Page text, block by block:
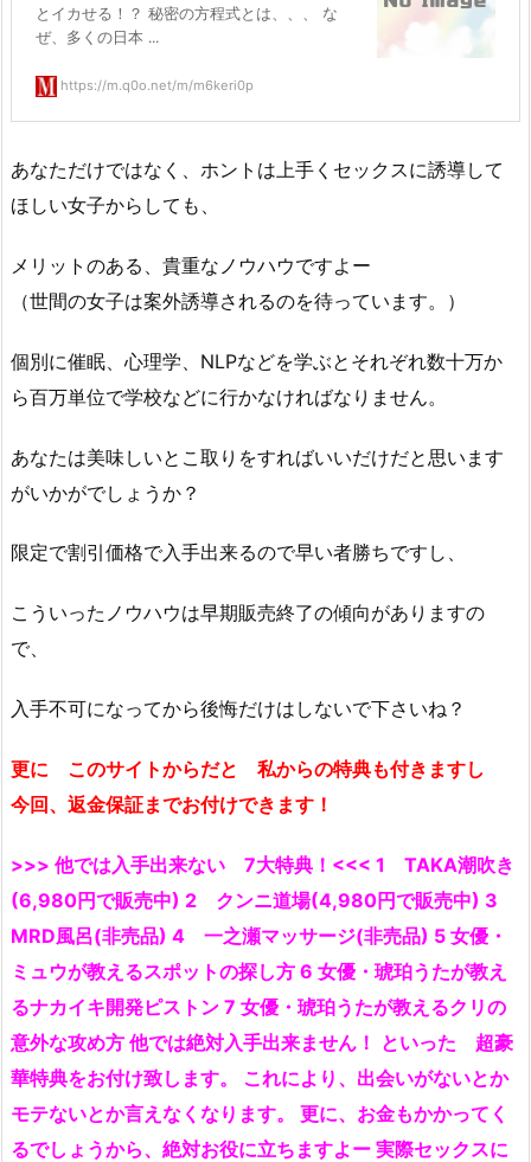
とイカせる！？ 秘密の方程式とは、、、 な
ぜ、多くの日本 ...
https://m.q0o.net/m/m6keri0p
あなただけではなく、ホントは上手くセックスに誘導して
ほしい女子からしても、
メリットのある、貴重なノウハウですよー
（世間の女子は案外誘導されるのを待っています。）
個別に催眠、心理学、NLPなどを学ぶとそれぞれ数十万か
ら百万単位で学校などに行かなければなりません。
あなたは美味しいとこ取りをすればいいだけだと思います
がいかがでしょうか？
限定で割引価格で入手出来るので早い者勝ちですし、
こういったノウハウは早期販売終了の傾向がありますの
で、
入手不可になってから後悔だけはしないで下さいね？
更に このサイトからだと 私からの特典も付きますし
今回、返金保証までお付けできます！
>>> 他では入手出来ない 7大特典！<<< 1 TAKA潮吹き
(6,980円で販売中) 2 クンニ道場(4,980円で販売中) 3
MRD風呂(非売品) 4 一之瀬マッサージ(非売品) 5 女優・
ミュウが教えるスポットの探し方 6 女優・琥珀うたが教え
るナカイキ開発ピストン 7 女優・琥珀うたが教えるクリの
意外な攻め方 他では絶対入手出来ません！ といった 超豪
華特典をお付け致します。 これにより、出会いがないとか
モテないとか言えなくなります。 更に、お金もかかってく
るでしょうから、絶対お役に立ちますよー 実際セックスに